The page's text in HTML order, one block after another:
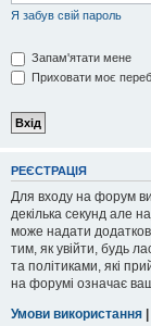
Я забув свій пароль
Запам'ятати мене
Приховати моє
РЕЄСТРАЦІЯ
Для входу на форум
декілька секунд але
може надати
тим, як увійти, будь
та політиками, які
на форумі означає
Умови використання |